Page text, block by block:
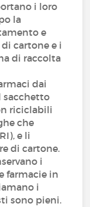
i loro
la
e
cartone e i
di raccolta
dai
sacchetto
riciclabili
che
e li
di cartone.
i
farmacie in
i
sono pieni.